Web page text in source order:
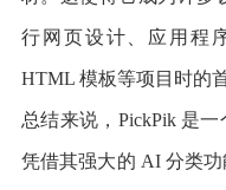
行网页设计、应用程
HTML 模板等项目时的
总结来说，PickPik 是
凭借其强大的 AI 分类